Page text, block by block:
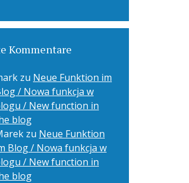
Kommentare
zu Neue Funktion im
/ Nowa funkcja w
/ New function in
blog
zu Neue Funktion
Blog / Nowa funkcja w
/ New function in
blog